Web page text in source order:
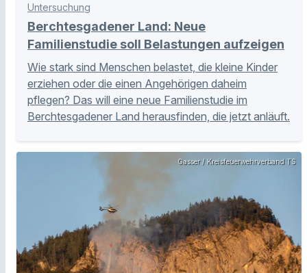
Untersuchung
Berchtesgadener Land: Neue
Familienstudie soll Belastungen aufzeigen
Wie stark sind Menschen belastet, die kleine Kinder
erziehen oder die einen Angehörigen daheim
pflegen? Das will eine neue Familienstudie im
Berchtesgadener Land herausfinden, die jetzt anläuft.
Gasser / Kreisfeuerwehrverband TS